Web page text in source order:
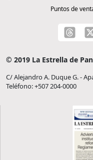
Puntos de
© 2019 La Estrella de
C/ Alejandro A. Duque G. -
Teléfono: +507 204-0000